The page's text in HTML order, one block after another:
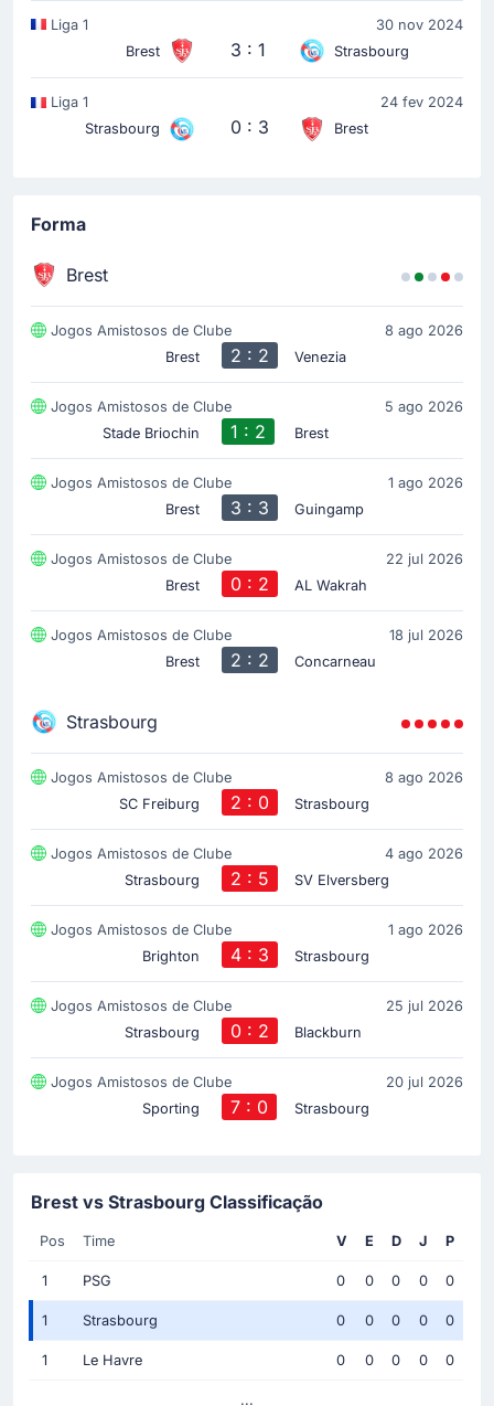
Liga 1
30 nov 2024
Brest
3 : 1 Strasbourg
Liga 1
24 fev 2024
Strasbourg
0 : 3 Brest
Forma
Brest
Jogos Amistosos de Clube
8 ago 2026
Brest
2 : 2 Venezia
Jogos Amistosos de Clube
5 ago 2026
Stade Briochin
1 : 2 Brest
Jogos Amistosos de Clube
1 ago 2026
Brest
3 : 3 Guingamp
Jogos Amistosos de Clube
22 jul 2026
Brest
0 : 2 AL Wakrah
Jogos Amistosos de Clube
18 jul 2026
Brest
2 : 2 Concarneau
Strasbourg
Jogos Amistosos de Clube
8 ago 2026
SC Freiburg
2 : 0 Strasbourg
Jogos Amistosos de Clube
4 ago 2026
Strasbourg
2 : 5 SV Elversberg
Jogos Amistosos de Clube
1 ago 2026
Brighton
4 : 3 Strasbourg
Jogos Amistosos de Clube
25 jul 2026
Strasbourg
0 : 2 Blackburn
Jogos Amistosos de Clube
20 jul 2026
Sporting
7 : 0 Strasbourg
Brest vs Strasbourg Classificação
Pos Time V E D J P
1 PSG 0 0 0 0 0
1 Strasbourg 0 0 0 0 0
1 Le Havre 0 0 0 0 0
...